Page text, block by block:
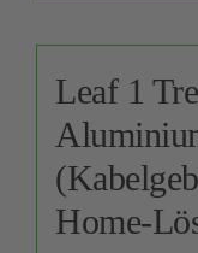
Leaf 1
Home-